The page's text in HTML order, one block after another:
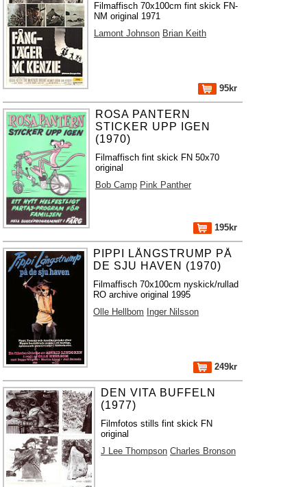
Filmaffisch 70x100cm fint skick FN-
NM original 1971
Lamont Johnson Brian Keith
95kr
ROSA PANTERN
STICKER UPP IGEN
(1970)
Filmaffisch fint skick FN 50x70
original
Bob Camp Pink Panther
195kr
PIPPI LÅNGSTRUMP PÅ
DE SJU HAVEN (1970)
Filmaffisch 70x100cm nyskick/rullad
RO archive original 1995
Olle Hellbom Inger Nilsson
249kr
DEN VITA BUFFELN
(1977)
Filmfotos stills fint skick FN
original
J Lee Thompson Charles Bronson